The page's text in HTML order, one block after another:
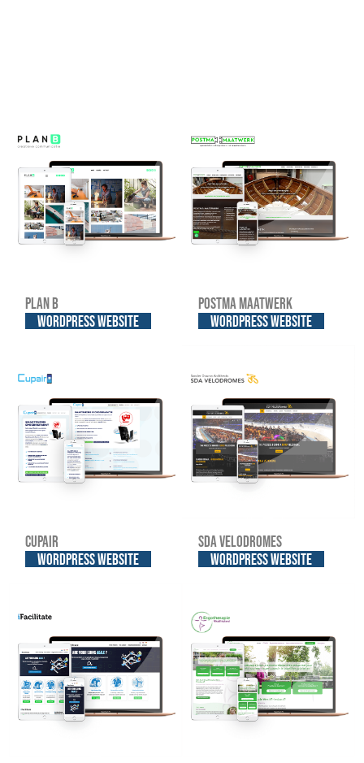
Plan B
WordPress website
Postma Maatwerk
WordPress website
Cupair
WordPress website
SDA Velodromes
WordPress website